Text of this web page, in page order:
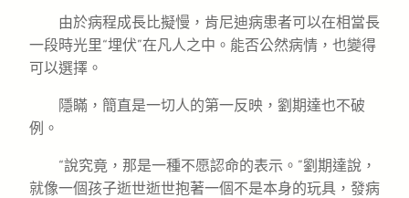
由於病程成長比擬慢，肯尼迪病患者可以在相當長
一段時光里“埋伏”在凡人之中。能否公然病情，也變得
可以選擇。
隱瞞，簡直是一切人的第一反映，劉期達也不破
例。
“說究竟，那是一種不愿認命的表示。”劉期達說，
就像一個孩子逝世逝世抱著一個不是本身的玩具，發病